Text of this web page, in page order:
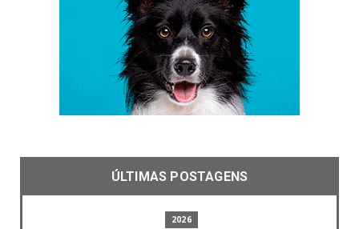
ÚLTIMAS POSTAGENS
2026